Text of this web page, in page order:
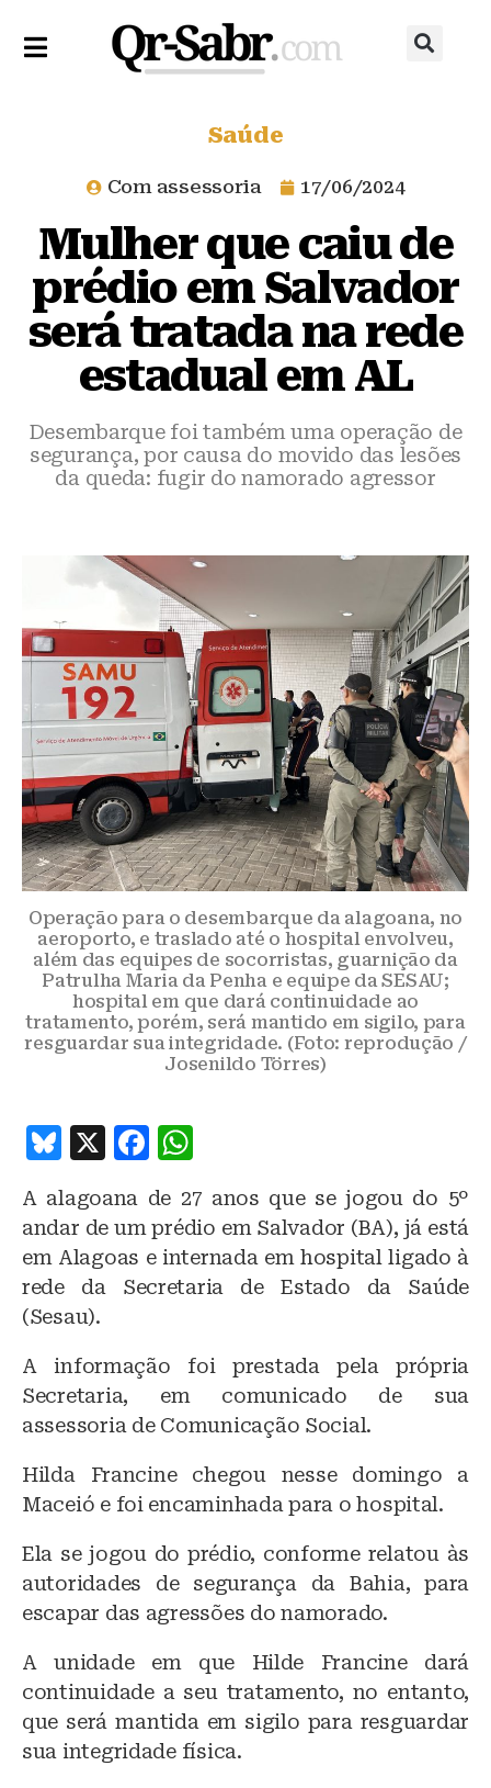
Saúde
Com assessoria 17/06/2024
Mulher que caiu de
prédio em Salvador
será tratada na rede
estadual em AL
Desembarque foi também uma operação de
segurança, por causa do movido das lesões
da queda: fugir do namorado agressor
Operação para o desembarque da alagoana, no
aeroporto, e traslado até o hospital envolveu,
além das equipes de socorristas, guarnição da
Patrulha Maria da Penha e equipe da SESAU;
hospital em que dará continuidade ao
tratamento, porém, será mantido em sigilo, para
resguardar sua integridade. (Foto: reprodução /
Josenildo Törres)
B
e
s
k
y
X
F
c
e
b
o
k
at
s
A
p
A alagoana de 27 anos que se jogou do 5º
andar de um prédio em Salvador (BA), já está
em Alagoas e internada em hospital ligado à
rede da Secretaria de Estado da Saúde
(Sesau).
A informação foi prestada pela própria
Secretaria, em comunicado de sua
assessoria de Comunicação Social.
Hilda Francine chegou nesse domingo a
Maceió e foi encaminhada para o hospital.
Ela se jogou do prédio, conforme relatou às
autoridades de segurança da Bahia, para
escapar das agressões do namorado.
A unidade em que Hilde Francine dará
continuidade a seu tratamento, no entanto,
que será mantida em sigilo para resguardar
sua integridade física.